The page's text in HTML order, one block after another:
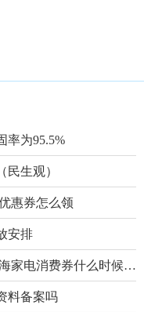
率为95.5%
生观）
惠券怎么领
安排
消费券什么时候能领到
料备案吗